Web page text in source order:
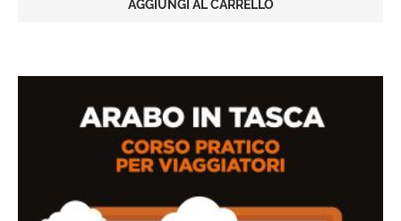
AGGIUNGI AL CARRELLO